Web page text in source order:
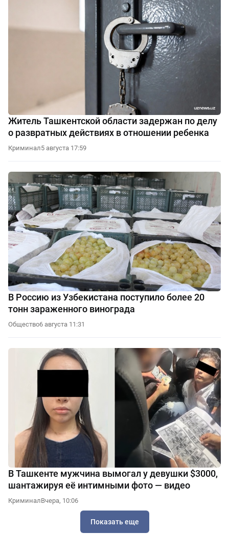
Житель Ташкентской области задержан по делу
о развратных действиях в отношении ребенка
Криминал5 августа 17:59
В Россию из Узбекистана поступило более 20
тонн зараженного винограда
Общество6 августа 11:31
В Ташкенте мужчина вымогал у девушки $3000,
шантажируя её интимными фото — видео
КриминалВчера, 10:06
Показать еще